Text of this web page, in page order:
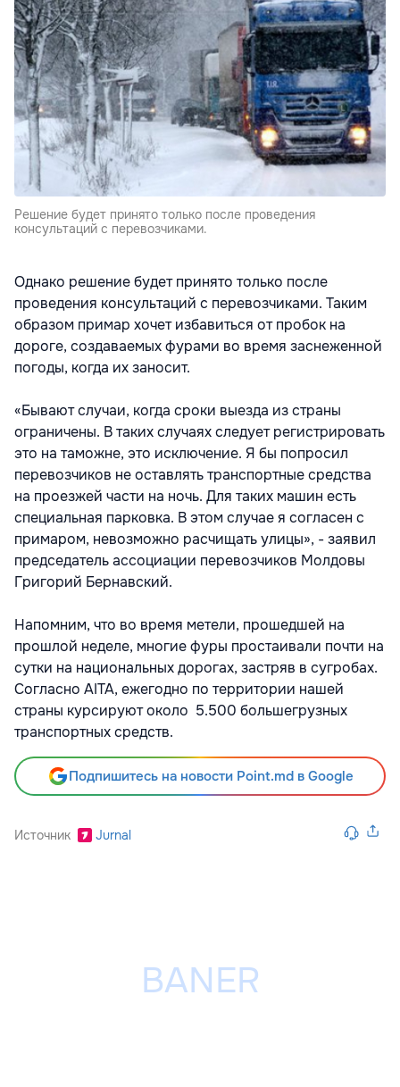
Решение будет принято только после проведения
консультаций с перевозчиками.
Однако решение будет принято только после
проведения консультаций с перевозчиками. Таким
образом примар хочет избавиться от пробок на
дороге, создаваемых фурами во время заснеженной
погоды, когда их заносит.
«Бывают случаи, когда сроки выезда из страны
ограничены. В таких случаях следует регистрировать
это на таможне, это исключение. Я бы попросил
перевозчиков не оставлять транспортные средства
на проезжей части на ночь. Для таких машин есть
специальная парковка. В этом случае я согласен с
примаром, невозможно расчищать улицы», - заявил
председатель ассоциации перевозчиков Молдовы
Григорий Бернавский.
Напомним, что во время метели, прошедшей на
прошлой неделе, многие фуры простаивали почти на
сутки на национальных дорогах, застряв в сугробах.
Согласно AITA, ежегодно по территории нашей
страны курсируют около 5.500 большегрузных
транспортных средств.
Подпишитесь на новости Point.md в Google
Источник Jurnal